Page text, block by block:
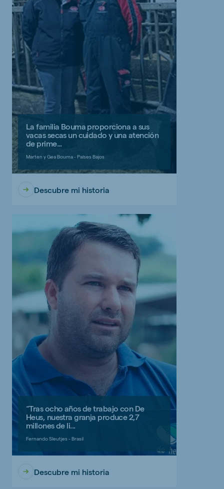
La familia Bouma proporciona a sus
vacas secas un cuidado y una atención
de prime...
Marten y Gea Bouma - Países Bajos
Descubre mi historia
“Tras ocho años de trabajo con De
Heus, nuestra granja produce 2,7
millones de li...
Fernando Sleutjes - Brasil
Descubre mi historia